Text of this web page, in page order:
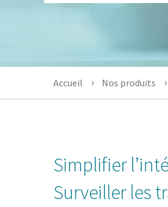
Accueil Nos produits
Simplifier
Surveiller les